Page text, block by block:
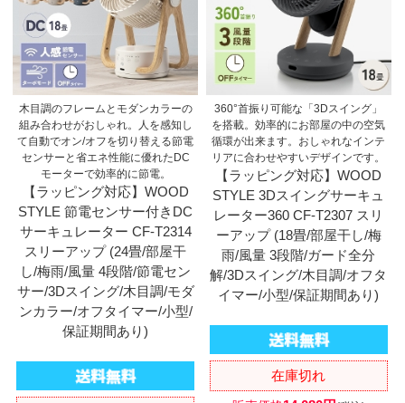
木目調のフレームとモダンカラーの
組み合わせがおしゃれ。人を感知し
て自動でオン/オフを切り替える節電
センサーと省エネ性能に優れたDC
モーターで効率的に節電。
【ラッピング対応】WOOD
STYLE 節電センサー付きDC
サーキュレーター CF-T2314
スリーアップ (24畳/部屋干
し/梅雨/風量 4段階/節電セン
サー/3Dスイング/木目調/モダ
ンカラー/オフタイマー/小型/
保証期間あり)
360°首振り可能な「3Dスイング」
を搭載。効率的にお部屋の中の空気
循環が出来ます。おしゃれなインテ
リアに合わせやすいデザインです。
【ラッピング対応】WOOD
STYLE 3Dスイングサーキュ
レーター360 CF-T2307 スリ
ーアップ (18畳/部屋干し/梅
雨/風量 3段階/ガード全分
解/3Dスイング/木目調/オフタ
イマー/小型/保証期間あり)
在庫切れ